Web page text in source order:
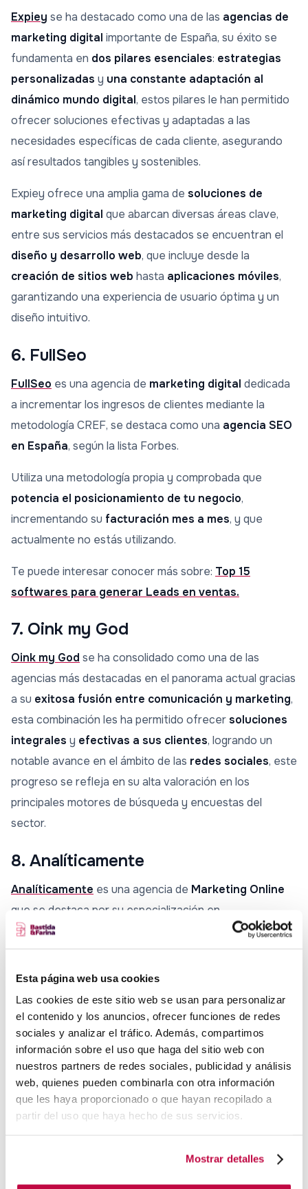
Esta página web usa cookies
Las cookies de este sitio web se usan para personalizar
el contenido y los anuncios, ofrecer funciones de redes
sociales y analizar el tráfico. Además, compartimos
información sobre el uso que haga del sitio web con
nuestros partners de redes sociales, publicidad y análisis
web, quienes pueden combinarla con otra información
que les haya proporcionado o que hayan recopilado a
partir del uso que haya hecho de sus servicios.
Mostrar detalles
Expiey se ha destacado como una de las agencias de
marketing digital importante de España, su éxito se
fundamenta en dos pilares esenciales: estrategias
personalizadas y una constante adaptación al
dinámico mundo digital, estos pilares le han permitido
ofrecer soluciones efectivas y adaptadas a las
necesidades específicas de cada cliente, asegurando
así resultados tangibles y sostenibles.
Expiey ofrece una amplia gama de soluciones de
marketing digital que abarcan diversas áreas clave,
entre sus servicios más destacados se encuentran el
diseño y desarrollo web, que incluye desde la
creación de sitios web hasta aplicaciones móviles,
garantizando una experiencia de usuario óptima y un
diseño intuitivo.
6. FullSeo
FullSeo es una agencia de marketing digital dedicada
a incrementar los ingresos de clientes mediante la
metodología CREF, se destaca como una agencia SEO
en España, según la lista Forbes.
Utiliza una metodología propia y comprobada que
potencia el posicionamiento de tu negocio,
incrementando su facturación mes a mes, y que
actualmente no estás utilizando.
Te puede interesar conocer más sobre: Top 15
softwares para generar Leads en ventas.
7. Oink my God
Oink my God se ha consolidado como una de las
agencias más destacadas en el panorama actual gracias
a su exitosa fusión entre comunicación y marketing,
esta combinación les ha permitido ofrecersoluciones
integrales y efectivas a sus clientes, logrando un
notable avance en el ámbito de las redes sociales, este
progreso se refleja en su alta valoración en los
principales motores de búsqueda y encuestas del
sector.
8. Analíticamente
Analíticamente es una agencia de Marketing Online
que se destaca por su especialización en
Posicionamiento en Google y Analítica web, esta
incluyendo SEO, SEM, gestión de redes sociales y
desarrollo web
, todos estos servicios son
personalizados para cada cliente, con el objetivo de
garantizar resultados óptimos y adaptados a las
necesidades específicas de cada usuario.
9. Citysem
Citysemes una destacadaagencia de Marketing
una de las mejores agencias de marketing en España.